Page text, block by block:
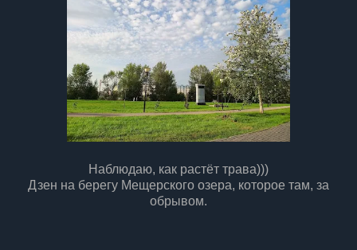
Наблюдаю, как растёт трава)))
Дзен на берегу Мещерского озера, которое там, за
обрывом.